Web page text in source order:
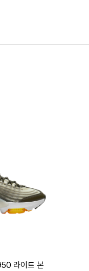
라이트 본